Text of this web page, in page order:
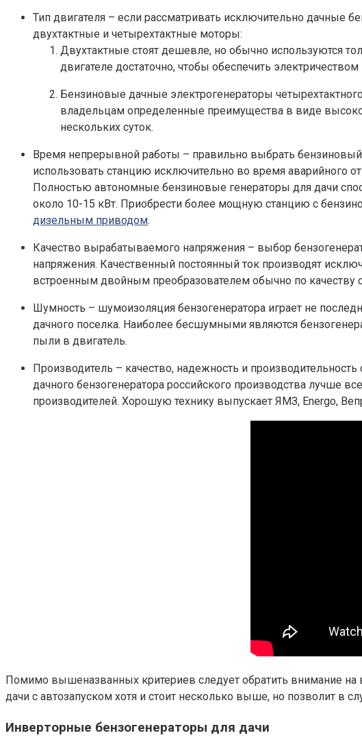
Тип двигателя – если рассматривать исключительно дачные
двухтактные и четырехтактные моторы:
Двухтактные стоят дешевле, но обычно используются
двигателе достаточно, чтобы обеспечить
Бензиновые дачные электрогенераторы
владельцам определенные преимущества в виде
нескольких суток.
Время непрерывной работы – правильно выбрать бензиновый
использовать станцию исключительно во время аварийного
Полностью автономные бензиновые генераторы для дачи
около 10-15 кВт. Приобрести более мощную станцию с
дизельным приводом.
Качество вырабатываемого напряжения – выбор
напряжения. Качественный постоянный ток производят
встроенным двойным преобразователем обычно по качеству
Шумность – шумоизоляция бензогенератора играет не
дачного поселка. Наиболее бесшумными являются
пыли в двигатель.
Производитель – качество, надежность и
дачного бензогенератора российского производства лучше
производителей. Хорошую технику выпускает ЯМЗ, Energo,
Помимо вышеназванных критериев следует обратить внимание
дачи с автозапуском хотя и стоит несколько выше, но позволит в
Инверторные бензогенераторы для дачи